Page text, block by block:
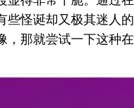
些怪诞却又极其迷人
，那就尝试一下这种